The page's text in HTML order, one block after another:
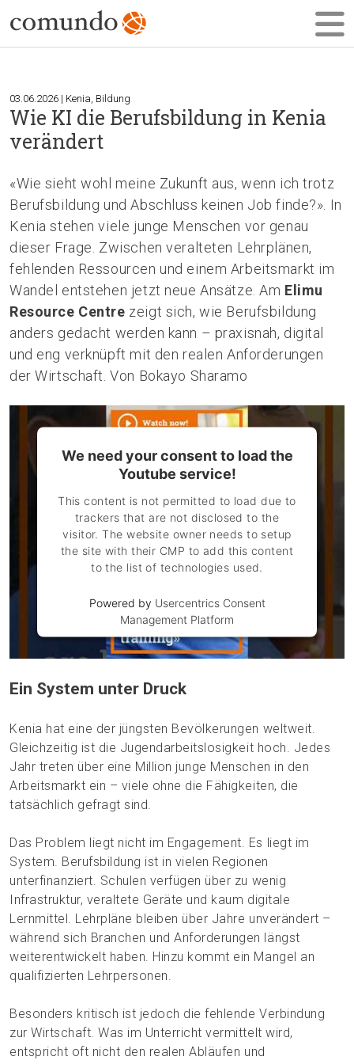
03.06.2026 | Kenia, Bildung
Wie KI die Berufsbildung in Kenia
verändert
«Wie sieht wohl meine Zukunft aus, wenn ich trotz
Berufsbildung und Abschluss keinen Job finde?». In
Kenia stehen viele junge Menschen vor genau
dieser Frage. Zwischen veralteten Lehrplänen,
fehlenden Ressourcen und einem Arbeitsmarkt im
Wandel entstehen jetzt neue Ansätze. Am Elimu
Resource Centre zeigt sich, wie Berufsbildung
anders gedacht werden kann – praxisnah, digital
und eng verknüpft mit den realen Anforderungen
der Wirtschaft. Von Bokayo Sharamo
We need your consent to load the
Youtube service!
This content is not permitted to load due to
trackers that are not disclosed to the
visitor. The website owner needs to setup
the site with their CMP to add this content
to the list of technologies used.
Powered by Usercentrics Consent
Management Platform
Ein System unter Druck
Kenia hat eine der jüngsten Bevölkerungen weltweit.
Gleichzeitig ist die Jugendarbeitslosigkeit hoch. Jedes
Jahr treten über eine Million junge Menschen in den
Arbeitsmarkt ein – viele ohne die Fähigkeiten, die
tatsächlich gefragt sind.
Das Problem liegt nicht im Engagement. Es liegt im
System. Berufsbildung ist in vielen Regionen
unterfinanziert. Schulen verfügen über zu wenig
Infrastruktur, veraltete Geräte und kaum digitale
Lernmittel. Lehrpläne bleiben über Jahre unverändert –
während sich Branchen und Anforderungen längst
weiterentwickelt haben. Hinzu kommt ein Mangel an
qualifizierten Lehrpersonen.
Besonders kritisch ist jedoch die fehlende Verbindung
zur Wirtschaft. Was im Unterricht vermittelt wird,
entspricht oft nicht den realen Abläufen und